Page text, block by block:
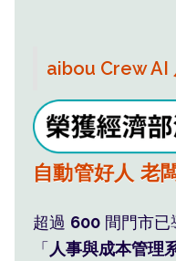
aibou Crew AI
班表薪水系統
自動管好人 老
利潤藏在您看
超過 600 間門市已
「人事與成本管理